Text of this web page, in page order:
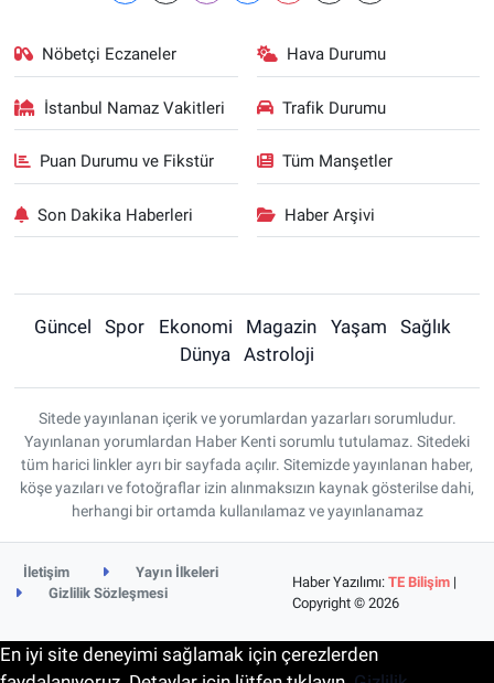
Nöbetçi Eczaneler Hava Durumu
İstanbul Namaz Vakitleri Trafik Durumu
Puan Durumu ve Fikstür Tüm Manşetler
Son Dakika Haberleri Haber Arşivi
Güncel Spor Ekonomi Magazin Yaşam
Sağlık
Dünya
Astroloji
Sitede yayınlanan içerik ve yorumlardan yazarları sorumludur.
Yayınlanan yorumlardan Haber Kenti sorumlu tutulamaz. Sitedeki
tüm harici linkler ayrı bir sayfada açılır. Sitemizde yayınlanan haber,
köşe yazıları ve fotoğraflar izin alınmaksızın kaynak gösterilse dahi,
herhangi bir ortamda kullanılamaz ve yayınlanamaz
İletişim
Yayın İlkeleri
Gizlilik Sözleşmesi
Haber Yazılımı:TE Bilişim |
Copyright © 2026
En iyi site deneyimi sağlamak için çerezlerden